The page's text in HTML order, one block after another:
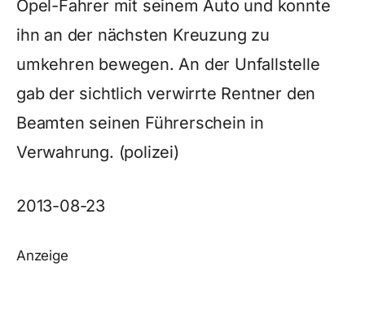
Opel-Fahrer mit seinem Auto und konnte
ihn an der nächsten Kreuzung zu
umkehren bewegen. An der Unfallstelle
gab der sichtlich verwirrte Rentner den
Beamten seinen Führerschein in
Verwahrung. (polizei)
2013-08-23
Anzeige